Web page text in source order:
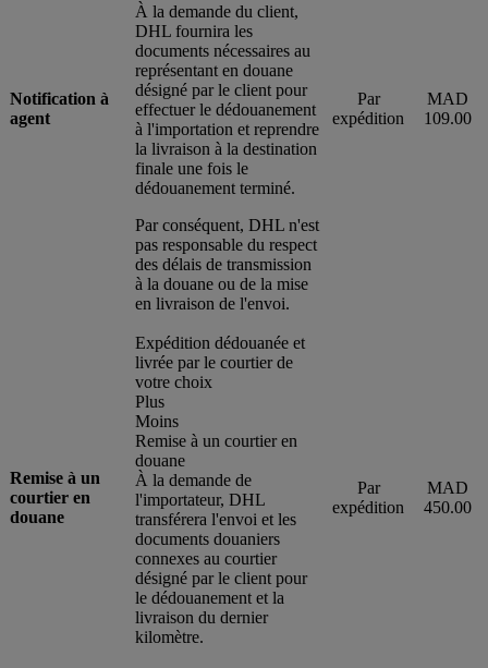
Notification à
agent
À la demande du client,
DHL fournira les
documents nécessaires au
représentant en douane
désigné par le client pour
effectuer le dédouanement
à l'importation et reprendre
la livraison à la destination
finale une fois le
dédouanement terminé.
Par conséquent, DHL n'est
pas responsable du respect
des délais de transmission
à la douane ou de la mise
en livraison de l'envoi.
Par
expédition
MAD
109.00
Remise à un
courtier en
douane
Expédition dédouanée et
livrée par le courtier de
votre choix
Plus
Moins
Remise à un courtier en
douane
À la demande de
l'importateur, DHL
transférera l'envoi et les
documents douaniers
connexes au courtier
désigné par le client pour
le dédouanement et la
livraison du dernier
kilomètre.
Par
expédition
MAD
450.00